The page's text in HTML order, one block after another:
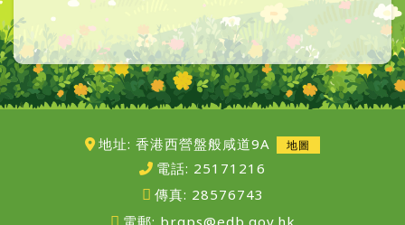
地址: 香港西營盤般咸道9A 地圖
電話: 25171216
傳真: 28576743
電郵: brgps@edb.gov.hk